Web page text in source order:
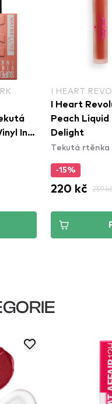
Ink
I HEART
I Heart
Peach
Delight
Tekutá rtěnka
-15%
220 kč 259